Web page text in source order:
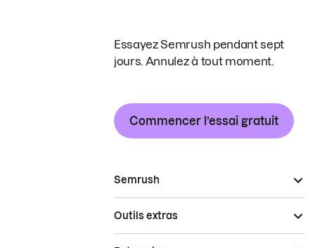
Essayez Semrush pendant sept
jours. Annulez à tout moment.
Commencer l’essai gratuit
Semrush
Outils extras